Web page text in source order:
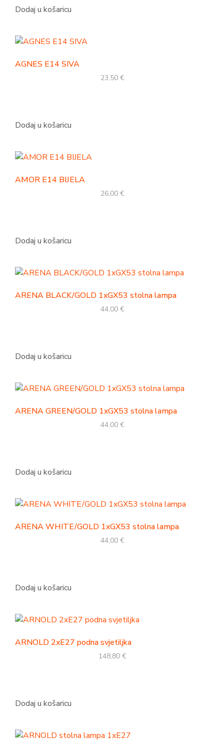
Dodaj u košaricu
AGNES E14 SIVA
23,50 €
Dodaj u košaricu
AMOR E14 BIJELA
26,00 €
Dodaj u košaricu
ARENA BLACK/GOLD 1xGX53 stolna lampa
44,00 €
Dodaj u košaricu
ARENA GREEN/GOLD 1xGX53 stolna lampa
44,00 €
Dodaj u košaricu
ARENA WHITE/GOLD 1xGX53 stolna lampa
44,00 €
Dodaj u košaricu
ARNOLD 2xE27 podna svjetiljka
148,80 €
Dodaj u košaricu